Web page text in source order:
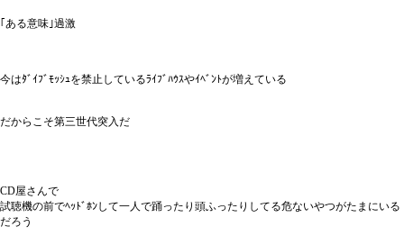
｢ある意味｣過激
今はﾀﾞｲﾌﾞﾓｯｼｭを禁止しているﾗｲﾌﾞﾊｳｽやｲﾍﾞﾝﾄが増えている
だからこそ第三世代突入だ
CD屋さんで
試聴機の前でﾍｯﾄﾞﾎﾝして一人で踊ったり頭ふったりしてる危ないやつがたまにいる
だろう